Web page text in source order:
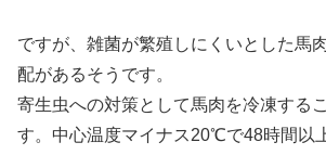
ですが、雑菌が繁殖しにくいとした馬
配があるそうです。
寄生虫への対策として馬肉を冷凍する
す。中心温度マイナス20℃で48時間以